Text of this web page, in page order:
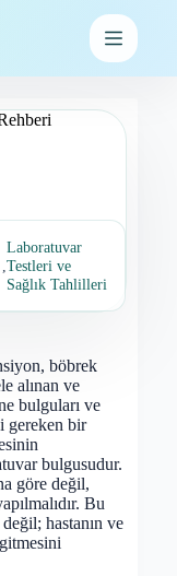
Laboratuvar
Testleri ve
Sağlık Tahlilleri
böbrek
alınan ve
bulguları ve
gereken bir
bulgusudur.
göre değil,
Bu
hastanın ve